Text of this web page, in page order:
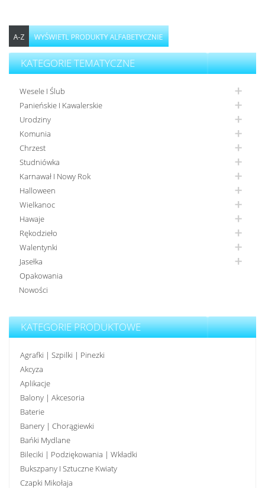
KATEGORIE TEMATYCZNE
Wesele I Ślub
Panieńskie I Kawalerskie
Urodziny
Komunia
Chrzest
Studniówka
Karnawał I Nowy Rok
Halloween
Wielkanoc
Hawaje
Rękodzieło
Walentynki
Jasełka
Opakowania
Nowości
KATEGORIE PRODUKTOWE
Agrafki | Szpilki | Pinezki
Akcyza
Aplikacje
Balony | Akcesoria
Baterie
Banery | Chorągiewki
Bańki Mydlane
Bileciki | Podziękowania | Wkładki
Bukszpany I Sztuczne Kwiaty
Czapki Mikołaja